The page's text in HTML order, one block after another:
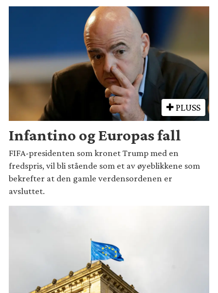
PLUSS
Infantino og Europas fall
FIFA-presidenten som kronet Trump med en
fredspris, vil bli stående som et av øyeblikkene som
bekrefter at den gamle verdensordenen er
avsluttet.